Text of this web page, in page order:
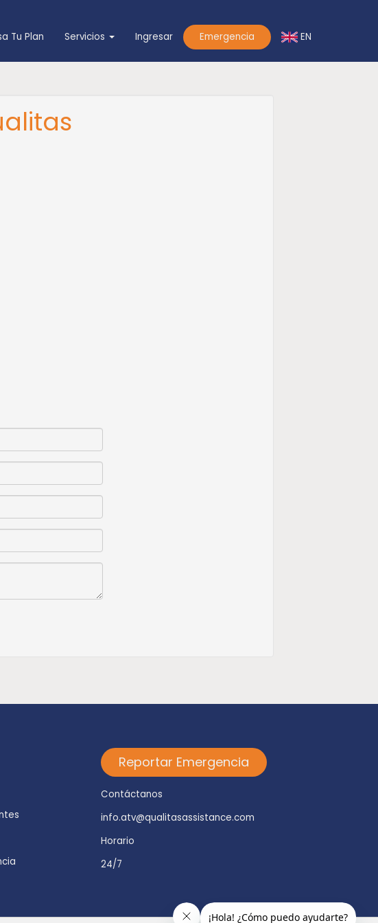
Tu Plan Servicios Ingresar Emergencia EN
Reportar Emergencia
Contáctanos
info.atv@qualitasassistance.com
Horario
24/7